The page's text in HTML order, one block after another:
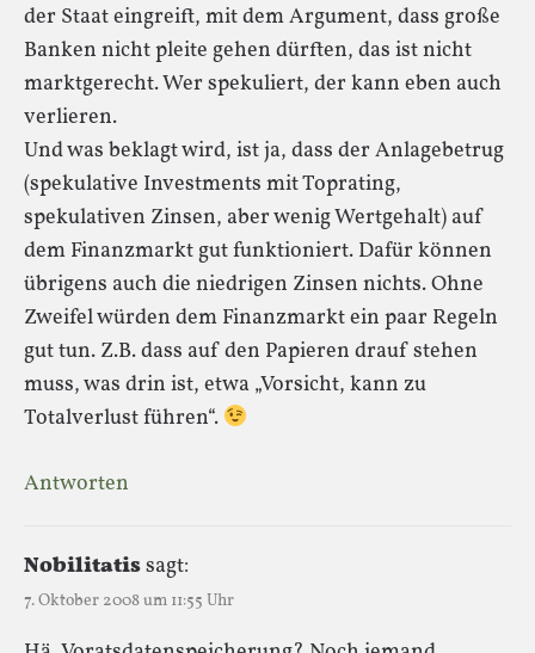
der Staat eingreift, mit dem Argument, dass große
Banken nicht pleite gehen dürften, das ist nicht
marktgerecht. Wer spekuliert, der kann eben auch
verlieren.
Und was beklagt wird, ist ja, dass der Anlagebetrug
(spekulative Investments mit Toprating,
spekulativen Zinsen, aber wenig Wertgehalt) auf
dem Finanzmarkt gut funktioniert. Dafür können
übrigens auch die niedrigen Zinsen nichts. Ohne
Zweifel würden dem Finanzmarkt ein paar Regeln
gut tun. Z.B. dass auf den Papieren drauf stehen
muss, was drin ist, etwa „Vorsicht, kann zu
Totalverlust führen“.
Antworten
Nobilitatissagt:
7. Oktober 2008 um 11:55 Uhr